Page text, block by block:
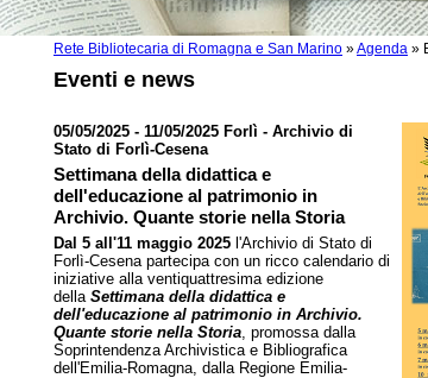
Rete Bibliotecaria di Romagna e San Marino »Agenda »
Eventi e news
05/05/2025 - 11/05/2025 Forlì - Archivio di
Stato di Forlì-Cesena
Settimana della didattica e
dell'educazione al patrimonio in
Archivio. Quante storie nella Storia
Dal 5 all'11 maggio 2025 l'Archivio di Stato di
Forlì-Cesena partecipa con un ricco calendario di
iniziative alla ventiquattresima edizione
della Settimana della didattica e
dell'educazione al patrimonio in Archivio.
Quante storie nella Storia, promossa dalla
Soprintendenza Archivistica e Bibliografica
dell'Emilia-Romagna, dalla Regione Emilia-